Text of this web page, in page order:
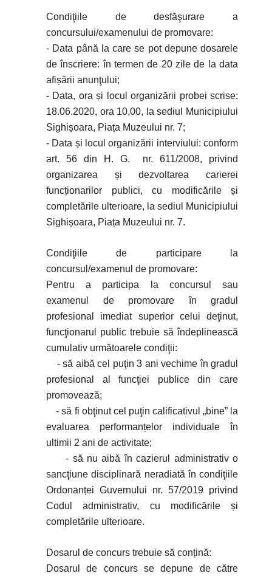
Condiţiile de desfăşurare a
concursului/examenului de promovare:
- Data până la care se pot depune dosarele
de înscriere: în termen de 20 zile de la data
afișării anunţului;
- Data, ora și locul organizării probei scrise:
18.06.2020, ora 10,00, la sediul Municipiului
Sighișoara, Piața Muzeului nr. 7;
- Data și locul organizării interviului: conform
art. 56 din H. G. nr. 611/2008, privind
organizarea și dezvoltarea carierei
funcționarilor publici, cu modificările și
completările ulterioare, la sediul Municipiului
Sighișoara, Piața Muzeului nr. 7.
Condiţiile de participare la
concursul/examenul de promovare:
Pentru a participa la concursul sau
examenul de promovare în gradul
profesional imediat superior celui deţinut,
funcţionarul public trebuie să îndeplinească
cumulativ următoarele condiţii:
- să aibă cel puţin 3 ani vechime în gradul
profesional al funcţiei publice din care
promovează;
- să fi obţinut cel puţin calificativul „bine” la
evaluarea performanțelor individuale în
ultimii 2 ani de activitate;
- să nu aibă în cazierul administrativ o
sancţiune disciplinară neradiată în condiţiile
Ordonanței Guvernului nr. 57/2019 privind
Codul administrativ, cu modificările și
completările ulterioare.
Dosarul de concurs trebuie să conțină:
Dosarul de concurs se depune de către